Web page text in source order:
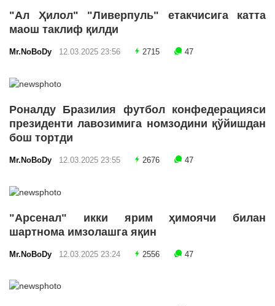
"Ал Ҳилол" "Ливерпуль" етакчисига катта
маош таклиф қилди
Mr.NoBoDy 12.03.2025 23:56 2715 47
Роналду Бразилия футбол конфедерацияси
президенти лавозимига номзодини қўйишдан
бош тортди
Mr.NoBoDy 12.03.2025 23:55 2676 47
"Арсенал" икки ярим ҳимоячи билан
шартнома имзолашга яқин
Mr.NoBoDy 12.03.2025 23:24 2556 47